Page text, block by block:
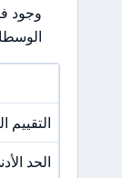
وجود
التقييم
الحد